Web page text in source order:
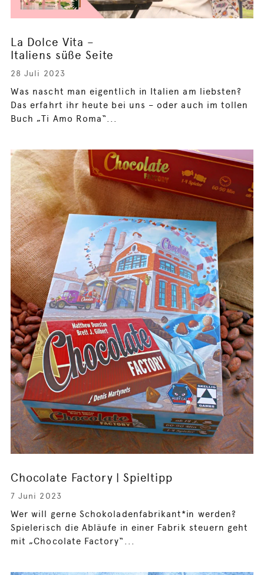
La Dolce Vita –
Italiens süße Seite
28 Juli 2023
Was nascht man eigentlich in Italien am liebsten?
Das erfahrt ihr heute bei uns – oder auch im tollen
Buch „Ti Amo Roma“...
Chocolate Factory | Spieltipp
7 Juni 2023
Wer will gerne Schokoladenfabrikant*in werden?
Spielerisch die Abläufe in einer Fabrik steuern geht
mit „Chocolate Factory“...